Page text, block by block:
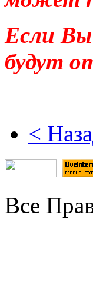
Если Вы
будут
<
Все